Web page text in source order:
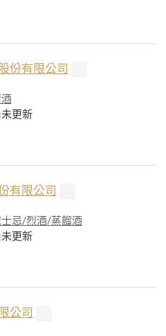
份有限公司
更新
有限公司
士忌/烈酒/蒸餾酒
更新
公司